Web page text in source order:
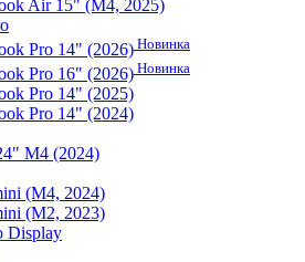
Air 15" (M4, 2025)
Pro 14" (2026) Новинка
Pro 16" (2026) Новинка
Pro 14" (2025)
Pro 14" (2024)
M4 (2024)
(M4, 2024)
(M2, 2023)
Display